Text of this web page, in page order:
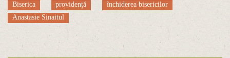
Biserica providență
închiderea bisericilor
Anastasie Sinaitul